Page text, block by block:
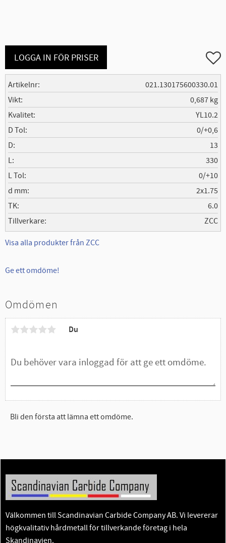
LOGGA IN FÖR PRISER Lägg
Artikelnr
021.130175600330.01
Vikt
0,687 kg
Kvalitet
YL10.2
D Tol
0/+0,6
D
13
L
330
L Tol
0/+10
d mm
2x1.75
TK
6.0
Tillverkare
ZCC
Visa alla produkter från ZCC
Ge ett omdöme!
Omdömen
Du
Bli den första att lämna ett omdöme.
Välkommen till Scandinavian Carbide Company AB. Vi levererar
högkvalitativ hårdmetall för tillverkande företag i hela
Skandinavien.